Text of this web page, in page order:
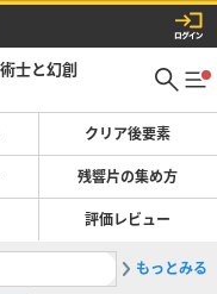
士と幻創
クリア後要素
残響片の集め方
評価レビュー
2ビスマ
もっとみる